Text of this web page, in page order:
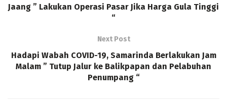
Jaang ” Lakukan Operasi Pasar Jika Harga Gula Tinggi
“
Next Post
Hadapi Wabah COVID-19, Samarinda Berlakukan Jam
Malam ” Tutup Jalur ke Balikpapan dan Pelabuhan
Penumpang “